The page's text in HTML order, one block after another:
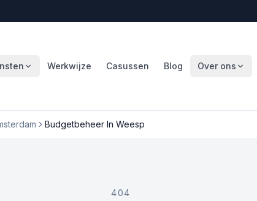
Werkwijze Casussen Blog Over ons
Budgetbeheer In Weesp
404